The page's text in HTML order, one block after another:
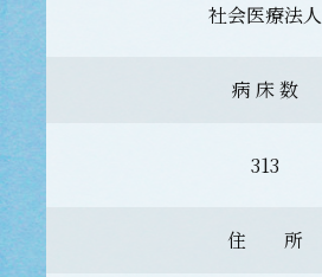
社会医療法人
病 床 数
313
住 所